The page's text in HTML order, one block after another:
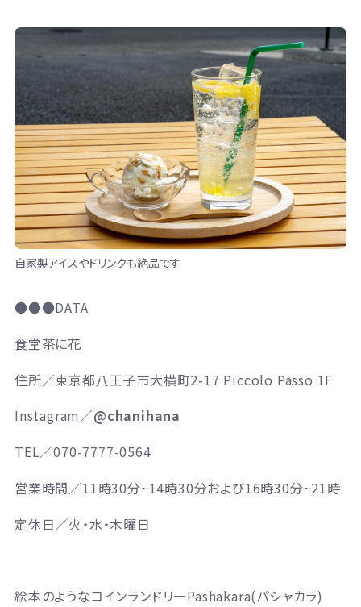
自家製アイスやドリンクも絶品です
●●●DATA
食堂茶に花
住所／東京都八王子市大横町2-17 Piccolo Passo 1F
Instagram／@chanihana
TEL／070-7777-0564
営業時間／11時30分~14時30分および16時30分~21時
定休日／火・水・木曜日
絵本のようなコインランドリーPashakara(パシャカラ)